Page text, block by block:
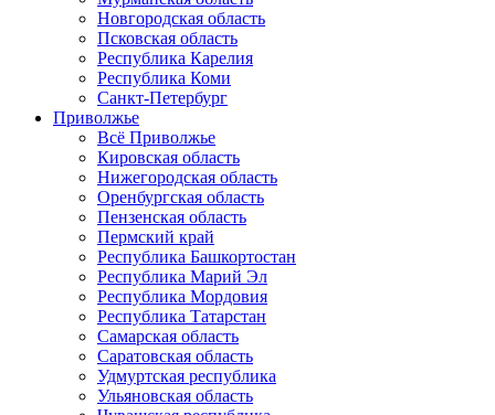
Новгородская область
Псковская область
Республика Карелия
Республика Коми
Санкт-Петербург
Приволжье
Всё Приволжье
Кировская область
Нижегородская область
Оренбургская область
Пензенская область
Пермский край
Республика Башкортостан
Республика Марий Эл
Республика Мордовия
Республика Татарстан
Самарская область
Саратовская область
Удмуртская республика
Ульяновская область